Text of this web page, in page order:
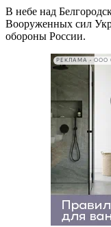
В небе над
Вооруженных сил
обороны России.